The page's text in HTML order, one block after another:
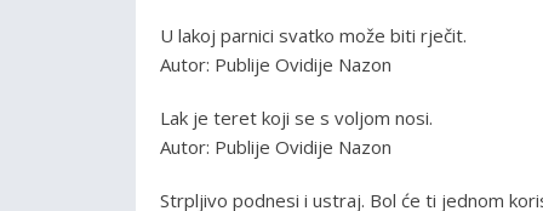
U lakoj parnici svatko može biti rječit.
Autor: Publije Ovidije Nazon
Lak je teret koji se s voljom nosi.
Autor: Publije Ovidije Nazon
Strpljivo podnesi i ustraj. Bol će ti jednom